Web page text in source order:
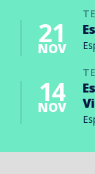
21
NOV
14
NOV